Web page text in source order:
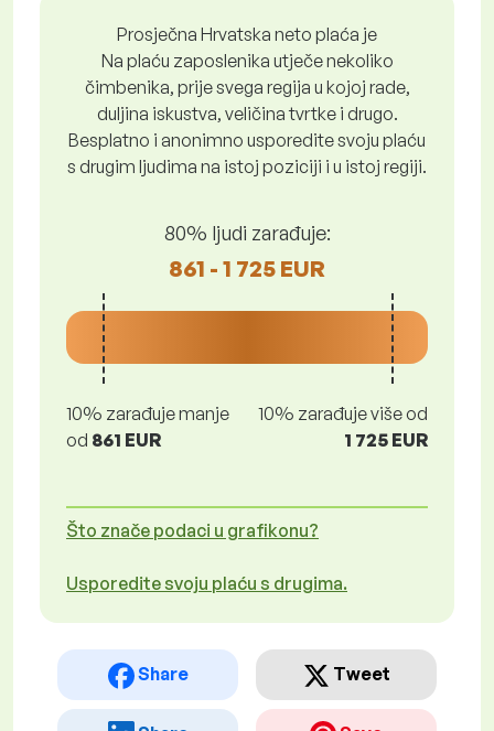
Prosječna Hrvatska neto plaća je
Na plaću zaposlenika utječe nekoliko
čimbenika, prije svega regija u kojoj rade,
duljina iskustva, veličina tvrtke i drugo.
Besplatno i anonimno usporedite svoju plaću
s drugim ljudima na istoj poziciji i u istoj regiji.
80% ljudi zarađuje:
861 - 1 725 EUR
10% zarađuje manje
od 861 EUR
10% zarađuje više od
1 725 EUR
Što znače podaci u grafikonu?
Usporedite svoju plaću s drugima.
Share Tweet